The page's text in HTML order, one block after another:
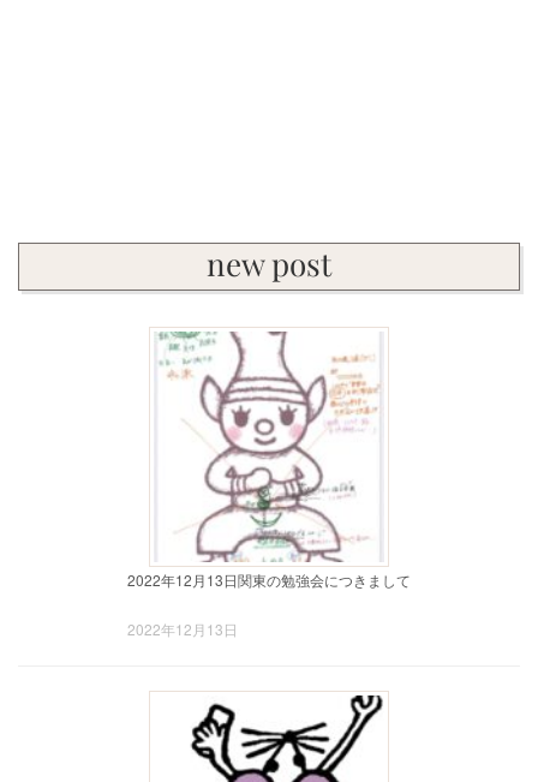
new post
2022年12月13日関東の勉強会につきまして
2022年12月13日